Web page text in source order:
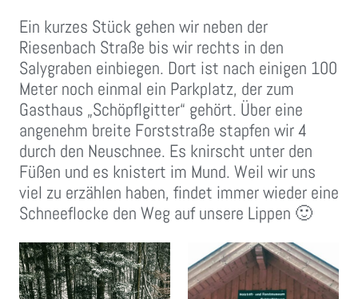
Ein kurzes Stück gehen wir neben der
Riesenbach Straße bis wir rechts in den
Salygraben einbiegen. Dort ist nach einigen 100
Meter noch einmal ein Parkplatz, der zum
Gasthaus „Schöpflgitter“ gehört. Über eine
angenehm breite Forststraße stapfen wir 4
durch den Neuschnee. Es knirscht unter den
Füßen und es knistert im Mund. Weil wir uns
viel zu erzählen haben, findet immer wieder eine
Schneeflocke den Weg auf unsere Lippen 🙂